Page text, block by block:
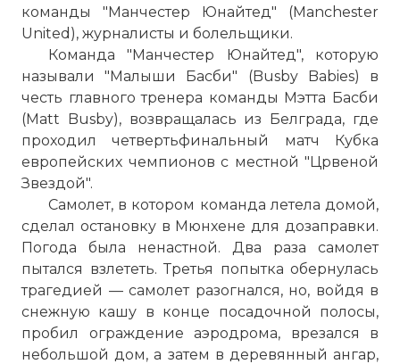
команды "Манчестер Юнайтед" (Manchester
United), журналисты и болельщики.
Команда "Манчестер Юнайтед", которую
называли "Малыши Басби" (Busby Babies) в
честь главного тренера команды Мэтта Басби
(Matt Busby), возвращалась из Белграда, где
проходил четвертьфинальный матч Кубка
европейских чемпионов с местной "Црвеной
Звездой".
Самолет, в котором команда летела домой,
сделал остановку в Мюнхене для дозаправки.
Погода была ненастной. Два раза самолет
пытался взлететь. Третья попытка обернулась
трагедией — самолет разогнался, но, войдя в
снежную кашу в конце посадочной полосы,
пробил ограждение аэродрома, врезался в
небольшой дом, а затем в деревянный ангар,